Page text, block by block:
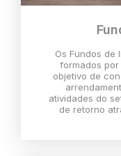
Os Fundos de
formados
objetivo de
atividades do
de retorno